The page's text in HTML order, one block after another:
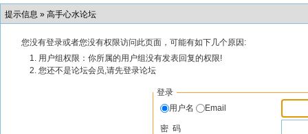
提示信息 » 高手心水论坛
您没有登录或者您没有权限访问此页面，可能有如下几个原因:
用户组权限：你所属的用户组没有发表回复的权限!
您还不是论坛会员,请先登录论坛
登录
用户名
Email
密 码